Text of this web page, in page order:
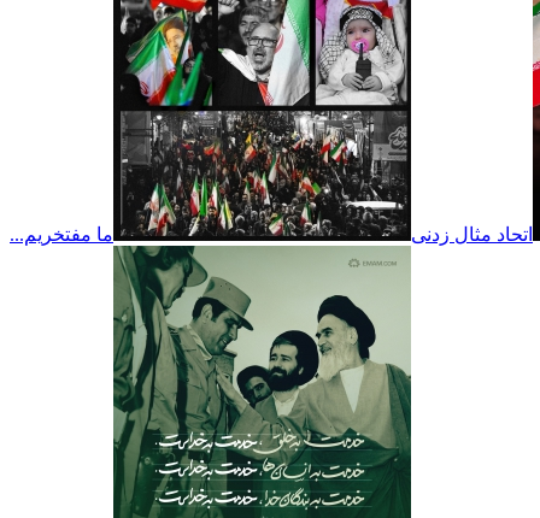
اتحاد مثال زدنی ما مفتخریم...